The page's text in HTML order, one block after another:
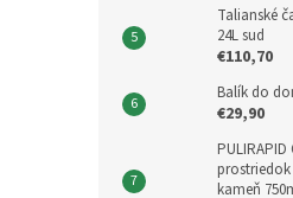
Talianské
24L sud
€110,70
Balík do
€29,90
kameň